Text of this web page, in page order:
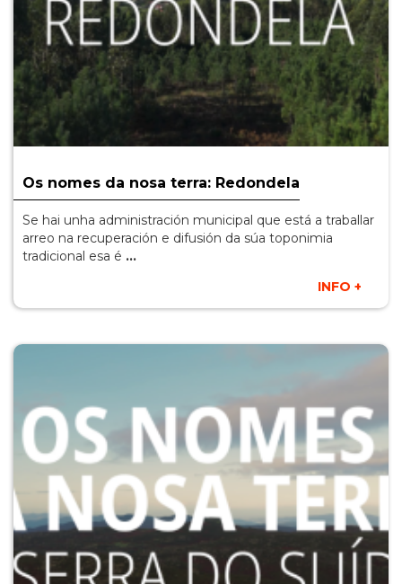
Os nomes da nosa terra: Redondela
Se hai unha administración municipal que está a traballar
arreo na recuperación e difusión da súa toponimia
tradicional esa é …
INFO +